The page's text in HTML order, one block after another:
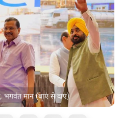
भगवंत मान (बाएं से दाएं)